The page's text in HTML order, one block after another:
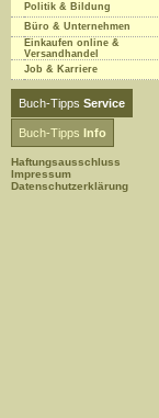
Politik & Bildung
Büro & Unternehmen
Einkaufen online &
Versandhandel
Job & Karriere
Buch-Tipps Service
Buch-Tipps Info
Haftungsausschluss
Impressum
Datenschutzerklärung